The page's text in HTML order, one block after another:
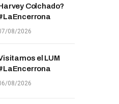
Colchado?
08/2026
el LUM
08/2026